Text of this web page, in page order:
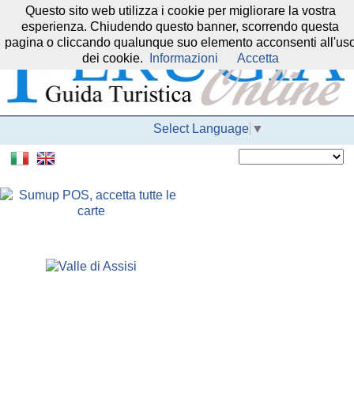
Il nostro network:
Select Language ▼
Questo sito web utilizza i cookie per migliorare la vostra
esperienza. Chiudendo questo banner, scorrendo questa
pagina o cliccando qualunque suo elemento acconsenti
dei cookie.
Informazioni Accetta